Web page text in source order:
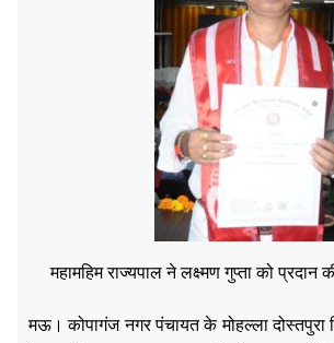
महामहिम राज्यपाल ने लक्ष्मण गुप्ता को प्रदान
मऊ। कोपागंज नगर पंचायत के मोहल्ला दोस्तपुरा